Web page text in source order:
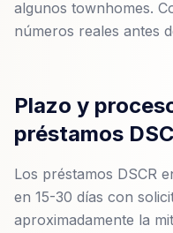
algunos townhomes.
números reales antes
Plazo y
préstamos
Los préstamos DSCR
en 15-30 días con
aproximadamente la